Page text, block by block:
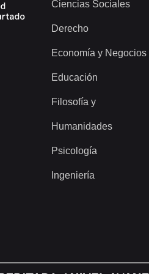
Ciencias Sociales
Derecho
Economía y Negocios
Educación
Filosofía y
Humanidades
Psicología
Ingeniería